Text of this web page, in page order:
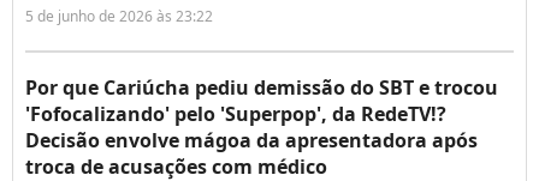
5 de junho de 2026 às 23:22
Por que Cariúcha pediu demissão do SBT e trocou
'Fofocalizando' pelo 'Superpop', da RedeTV!?
Decisão envolve mágoa da apresentadora após
troca de acusações com médico